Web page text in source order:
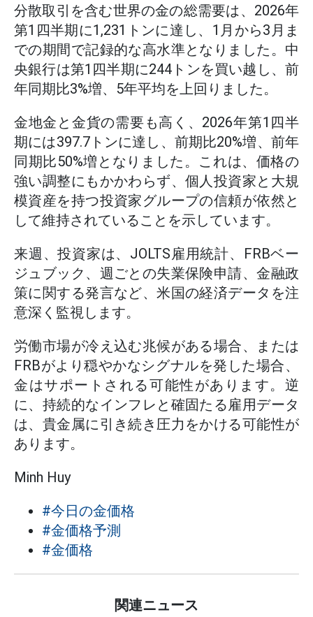
分散取引を含む世界の金の総需要は、2026年
第1四半期に1,231トンに達し、1月から3月ま
での期間で記録的な高水準となりました。中
央銀行は第1四半期に244トンを買い越し、前
年同期比3%増、5年平均を上回りました。
金地金と金貨の需要も高く、2026年第1四半
期には397.7トンに達し、前期比20%増、前年
同期比50%増となりました。これは、価格の
強い調整にもかかわらず、個人投資家と大規
模資産を持つ投資家グループの信頼が依然と
して維持されていることを示しています。
来週、投資家は、JOLTS雇用統計、FRBベー
ジュブック、週ごとの失業保険申請、金融政
策に関する発言など、米国の経済データを注
意深く監視します。
労働市場が冷え込む兆候がある場合、または
FRBがより穏やかなシグナルを発した場合、
金はサポートされる可能性があります。逆
に、持続的なインフレと確固たる雇用データ
は、貴金属に引き続き圧力をかける可能性が
あります。
Minh Huy
#今日の金価格
#金価格予測
#金価格
関連ニュース